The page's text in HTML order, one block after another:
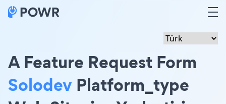
A Feature Request Form
Solodev Platform_type